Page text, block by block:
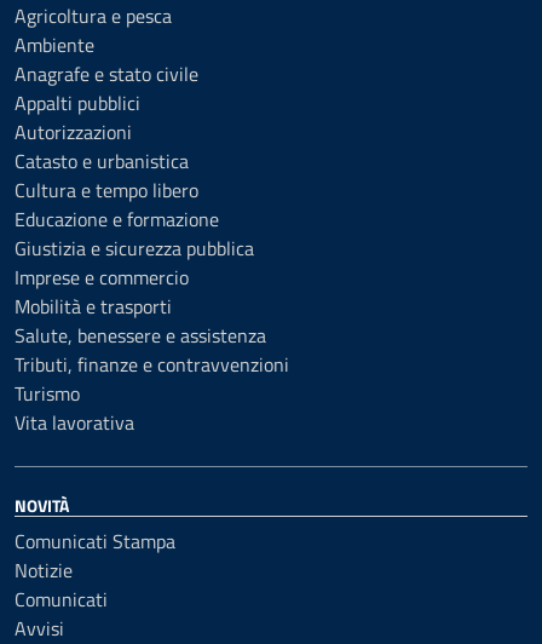
Agricoltura e pesca
Ambiente
Anagrafe e stato civile
Appalti pubblici
Autorizzazioni
Catasto e urbanistica
Cultura e tempo libero
Educazione e formazione
Giustizia e sicurezza pubblica
Imprese e commercio
Mobilità e trasporti
Salute, benessere e assistenza
Tributi, finanze e contravvenzioni
Turismo
Vita lavorativa
NOVITÀ
Comunicati Stampa
Notizie
Comunicati
Avvisi